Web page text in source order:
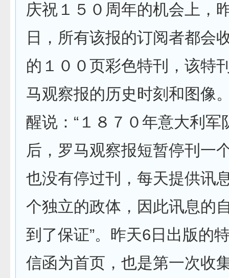
庆祝１５０周年的机会上，
日，所有该报的订阅者都会
的１００页彩色特刊，该特
马观察报的历史时刻和图像
醒说：“１８７０年意大利军
后，罗马观察报短暂停刊一
也没有停过刊，每天提供讯
个独立的政体，因此讯息的
到了保证”。昨天6日出版的
信函为首页，也是第一次收